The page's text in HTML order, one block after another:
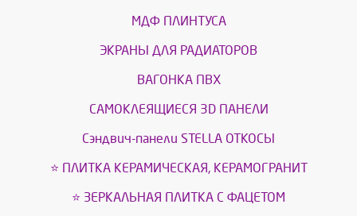
МДФ ПЛИНТУСА
ЭКРАНЫ ДЛЯ РАДИАТОРОВ
ВАГОНКА ПВХ
САМОКЛЕЯЩИЕСЯ 3D ПАНЕЛИ
Сэндвич-панели STELLA ОТКОСЫ
⭐ ПЛИТКА КЕРАМИЧЕСКАЯ, КЕРАМОГРАНИТ
⭐ ЗЕРКАЛЬНАЯ ПЛИТКА С ФАЦЕТОМ